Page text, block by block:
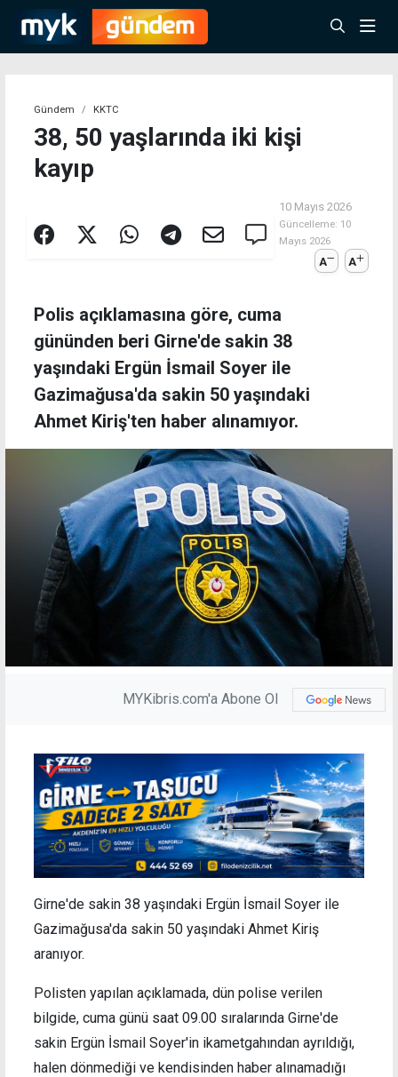
Gündem KKTC
38, 50 yaşlarında iki kişi
kayıp
10 Mayıs 2026
Güncelleme: 10
Mayıs 2026
A A
Polis açıklamasına göre, cuma
gününden beri Girne'de sakin 38
yaşındaki Ergün İsmail Soyer ile
Gazimağusa'da sakin 50 yaşındaki
Ahmet Kiriş'ten haber alınamıyor.
MYKibris.com'a Abone Ol
Girne'de sakin 38 yaşındaki Ergün İsmail Soyer ile
Gazimağusa'da sakin 50 yaşındaki Ahmet Kiriş
aranıyor.
Polisten yapılan açıklamada, dün polise verilen
bilgide, cuma günü saat 09.00 sıralarında Girne'de
sakin Ergün İsmail Soyer'in ikametgahından ayrıldığı,
halen dönmediği ve kendisinden haber alınamadığı